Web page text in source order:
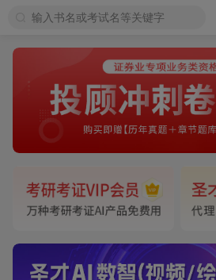
输入书名或考试名等关键字